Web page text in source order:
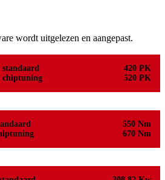
wordt uitgelezen en aangepast.
standaard
420 PK
chiptuning
520 PK
550 Nm
670 Nm